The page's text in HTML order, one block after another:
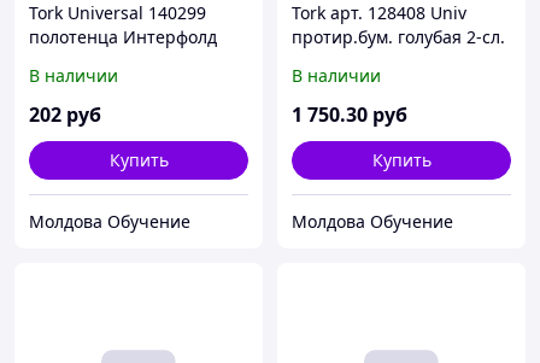
Tork Universal 140299
полотенца Интерфолд
226л (х21)
В наличии
202 руб
Купить
Молдова Обучение
Tork арт. 128408 Univ
протир.бум. голубая 2-сл.
В наличии
1 750.30 руб
Купить
Молдова Обучение